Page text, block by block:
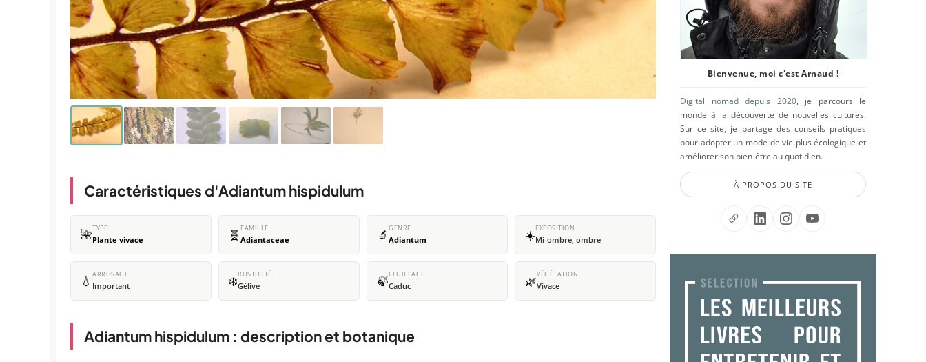
Caractéristiques d'Adiantum hispidulum
🌺TYPE
Plante vivace 🧬 FAMILLE
Adiantaceae 🔬 GENRE
Adiantum ☀️EXPOSITION
Mi-ombre, ombre
💧 ARROSAGE
Important ❄️RUSTICITÉ
Gélive 🍃FEUILLAGE
Caduc 🌿VÉGÉTATION
Vivace
Adiantum hispidulum : description et botanique
Bienvenue, moi c'est Arnaud !
Digital nomad depuis 2020, je parcours le
monde à la découverte de nouvelles cultures.
Sur ce site, je partage des conseils pratiques
pour adopter un mode de vie plus écologique et
améliorer son bien-être au quotidien.
À PROPOS DU SITE